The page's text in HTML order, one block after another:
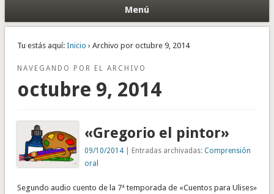
Menú
Tu estás aquí: Inicio › Archivo por octubre 9, 2014
NAVEGANDO POR EL ARCHIVO
octubre 9, 2014
«Gregorio el pintor»
09/10/2014 | Entradas archivadas:Comprensión
oral
Segundo audio cuento de la 7ª temporada de «Cuentos para Ulises»